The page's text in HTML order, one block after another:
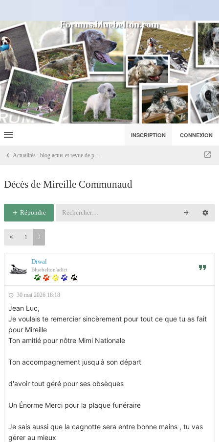
Forums.bluebelton.com
INSCRIPTION CONNEXION
Actualités : blog actus et revue de presse
Décès de Mireille Communaud
Répondre
1 2
Diwal
Bluebelton'adict
30 mai 2026 18:18
Jean Luc,
Je voulais te remercier sincèrement pour tout ce que tu as fait
pour Mireille
Ton amitié pour nôtre Mimi Nationale
Ton accompagnement jusqu'à son départ
d'avoir tout géré pour ses obsèques
Un Énorme Merci pour la plaque funéraire
Je sais aussi que la cagnotte sera entre bonne mains , tu vas
gérer au mieux